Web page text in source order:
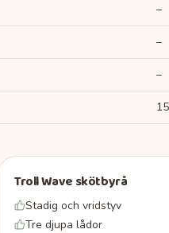
–
–
–
Troll Wave skötbyrå
Stadig och vridstyv
Tre djupa lådor